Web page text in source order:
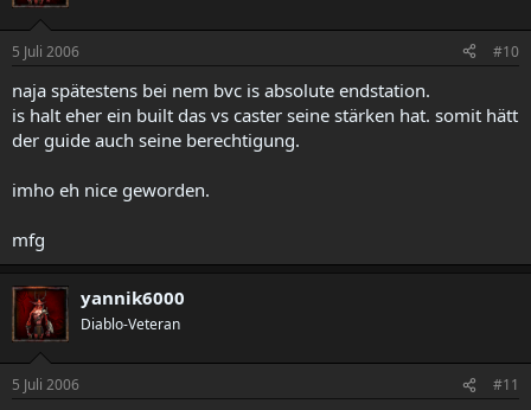
5 Juli 2006 #10
naja spätestens bei nem bvc is absolute endstation.
is halt eher ein built das vs caster seine stärken hat. somit hätt
der guide auch seine berechtigung.
imho eh nice geworden.
mfg
yannik6000
Diablo-Veteran
5 Juli 2006 #11